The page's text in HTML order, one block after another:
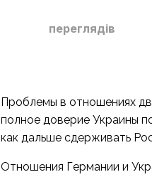
переглядів
Проблемы в отношениях
полное доверие Украины
как дальше сдерживать
Отношения Германии и